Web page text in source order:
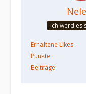
ich werd es
Erhaltene Likes
Punkte
Beiträge